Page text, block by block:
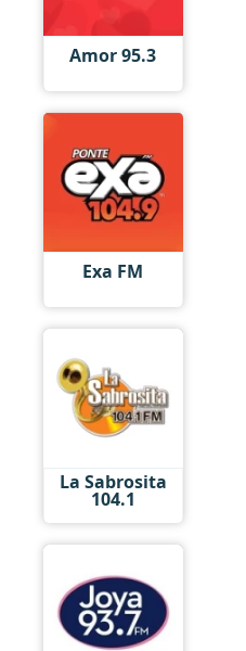
Amor 95.3
Exa FM
La Sabrosita
104.1